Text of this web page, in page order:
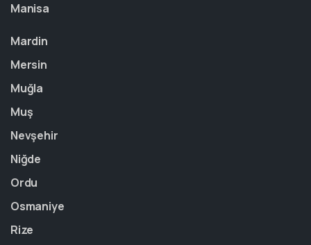
Manisa
Mardin
Mersin
Muğla
Muş
Nevşehir
Niğde
Ordu
Osmaniye
Rize